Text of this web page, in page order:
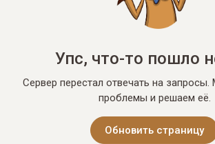
Упс, что-то пошло
Сервер перестал отвечать на
проблемы и решаем её.
Обновить страницу